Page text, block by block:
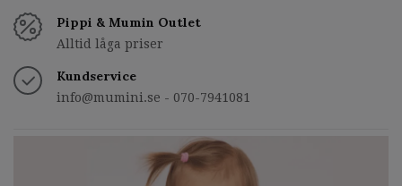
Pippi & Mumin Outlet
Alltid låga priser
Kundservice
info@mumini.se - 070-7941081